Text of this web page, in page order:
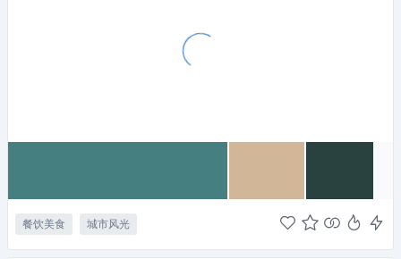
餐饮美食 城市风光